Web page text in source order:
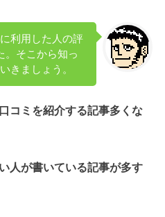
利用した人の評
。そこから知っ
きましょう。
コミを紹介する記事多くな
人が書いている記事が多す